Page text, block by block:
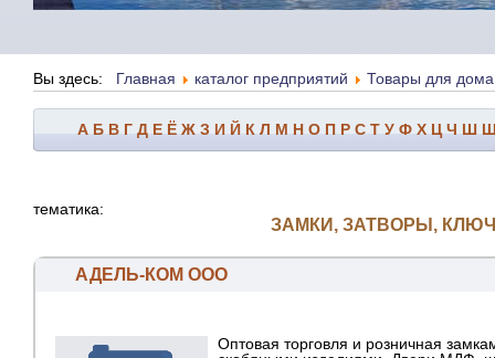
Вы здесь: Главная каталог предприятий Товары для
А Б В Г Д Е Ё Ж З И Й К Л М Н О П Р С Т У Ф Х Ц Ч Ш
тематика:
ЗАМКИ, ЗАТВОРЫ,
АДЕЛЬ-КОМ ООО
Оптовая торговля и розничная